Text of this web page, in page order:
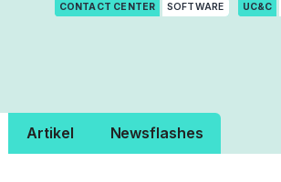
CONTACT CENTER SOFTWARE UC&C
Artikel Newsflashes